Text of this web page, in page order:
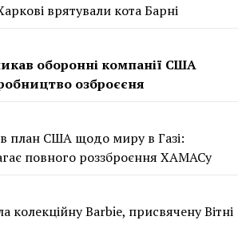
врятували кота Барні
оборонні компанії США
озброєєня
план США щодо миру в Газі:
повного роззброєння ХАМАСу
колекційну Barbie, присвячену Вітні